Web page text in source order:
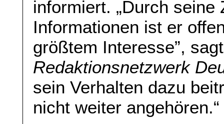
informiert. „Durch
Informationen ist er
größtem Interesse”,
Redaktionsnetzwerk
sein Verhalten dazu
nicht weiter angehören.“